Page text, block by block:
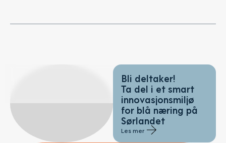
Bli deltaker!
Ta del i et smart
innovasjonsmiljø
for blå næring på
Sørlandet
Les mer